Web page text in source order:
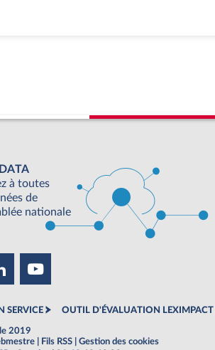
à toutes
de
nationale
SERVICE OUTIL D'ÉVALUATION LEXIMPACT
2019
Fils RSS
Gestion des cookies